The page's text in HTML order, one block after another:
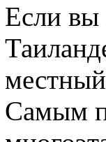
Если вы
Самым